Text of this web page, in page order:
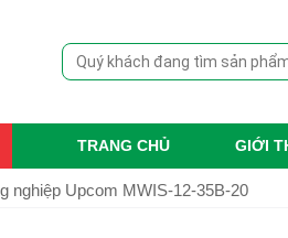
TRANG CHỦ GIỚI
nghiệp Upcom MWIS-12-35B-20